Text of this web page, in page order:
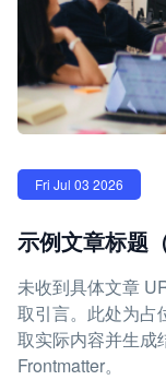
Fri Jul 03 2026
示例文章标题
未收到具体文章
取引言。此处为占
取实际内容并生成
Frontmatter。